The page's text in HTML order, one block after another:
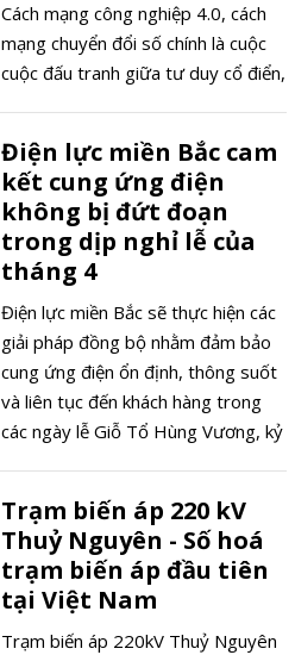
Cách mạng công nghiệp 4.0, cách
mạng chuyển đổi số chính là cuộc
cuộc đấu tranh giữa tư duy cổ điển,
biến áp nói chung và Trạm biến áp
500kV Đắk Nông (Truyền tải điện
Đăk Nông thuộc Công ty Truyền tải
điện 3 – PTC3) nói riêng, đầu tiên
cũng bắt đầu từ việc chuyển đổi
thói quen và tư duy của người
quản lý vận hành.
Điện lực miền Bắc cam
kết cung ứng điện
không bị đứt đoạn
trong dịp nghỉ lễ của
tháng 4
Điện lực miền Bắc sẽ thực hiện các
giải pháp đồng bộ nhằm đảm bảo
cung ứng điện ổn định, thông suốt
và liên tục đến khách hàng trong
các ngày lễ Giỗ Tổ Hùng Vương, kỷ
thời điểm diễn ra các hoạt động
chính trị, văn hoá trên cả nước.
Trạm biến áp 220 kV
Thuỷ Nguyên - Số hoá
trạm biến áp đầu tiên
tại Việt Nam
Trạm biến áp 220kV Thuỷ Nguyên